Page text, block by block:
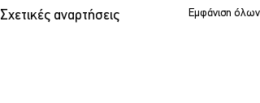
Σχετικές αναρτήσεις Εμφάνιση όλων